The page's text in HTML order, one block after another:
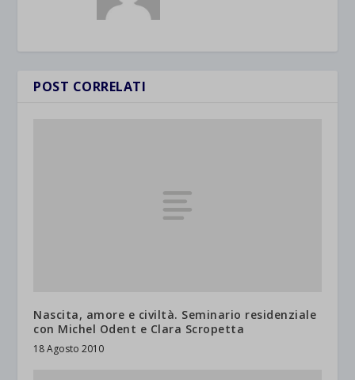
POST CORRELATI
Nascita, amore e civiltà. Seminario residenziale
con Michel Odent e Clara Scropetta
18 Agosto 2010